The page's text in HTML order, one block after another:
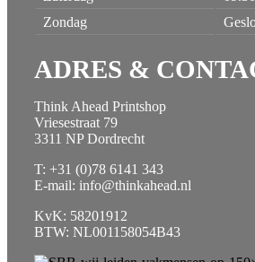
Zondag
ADRES &
Think Ahead Printshop
Vriesestraat 79
3311 NP Dordrecht
T: +31 (0)78 6141 343
E-mail: info@thinkahead.nl
KvK: 58201912
BTW: NL001158054B43